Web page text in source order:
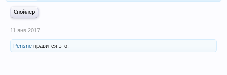
Спойлер
11 янв 2017
Pensne нравится это.